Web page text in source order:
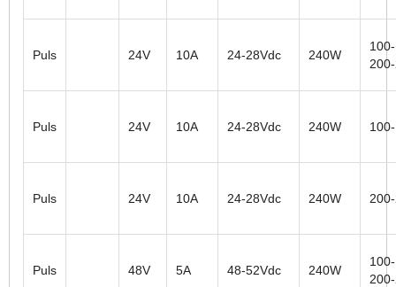
Puls 24V 10A 24-28Vdc 240W
Puls 24V 10A 24-28Vdc 240W
Puls 24V 10A 24-28Vdc 240W
Puls 48V 5A 48-52Vdc 240W